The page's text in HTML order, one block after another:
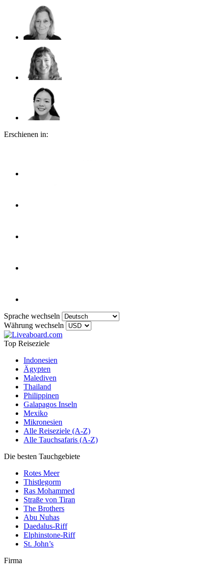
Erschienen in:
Sprache wechseln
Währung wechseln
Top Reiseziele
Indonesien
Ägypten
Malediven
Thailand
Philippinen
Galapagos Inseln
Mexiko
Mikronesien
Alle Reiseziele (A-Z)
Alle Tauchsafaris (A-Z)
Die besten Tauchgebiete
Rotes Meer
Thistlegorm
Ras Mohammed
Straße von Tiran
The Brothers
Abu Nuhas
Daedalus-Riff
Elphinstone-Riff
St. John’s
Firma